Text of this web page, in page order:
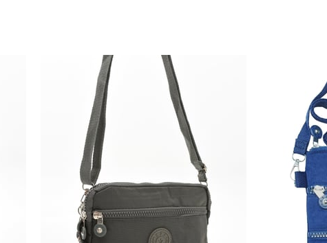
Fırsat Ürünü Fırsat Ürünü